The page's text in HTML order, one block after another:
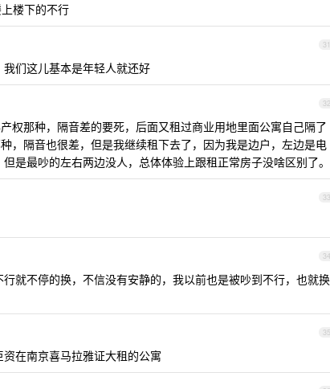
楼下的不行
31
们这儿基本是年轻人就还好
32
权那种，隔音差的要死，后面又租过商业用地里面公寓自己隔了
，隔音也很差，但是我继续租下去了，因为我是边户，左边是电
是最吵的左右两边没人，总体体验上跟租正常房子没啥区别了。
33
34
就不停的换，不信没有安静的，我以前也是被吵到不行，也就换
35
在南京喜马拉雅证大租的公寓